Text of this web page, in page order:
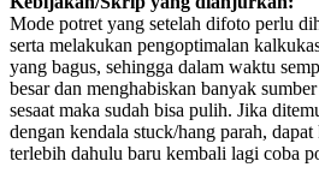
Mode potret yang setelah difoto perlu
serta melakukan pengoptimalan
yang bagus, sehingga dalam waktu
besar dan menghabiskan banyak
sesaat maka sudah bisa pulih. Jika
dengan kendala stuck/hang parah,
terlebih dahulu baru kembali lagi coba